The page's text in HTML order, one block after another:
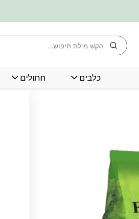
חיפוש
כלבים חתולים